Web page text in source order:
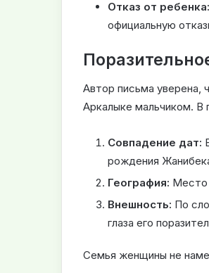
Отказ от ребенка:
официальную
Автор письма
Аркалыке мальчиком. В
Совпадение дат:
рождения
География: Место
Внешность: По
глаза его
Семья женщины не